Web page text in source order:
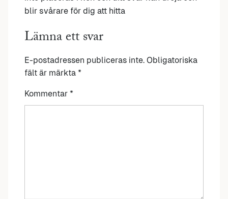
blir svårare för dig att hitta
Lämna ett svar
E-postadressen publiceras inte. Obligatoriska
fält är märkta *
Kommentar *